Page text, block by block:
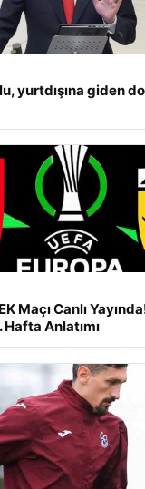
yurtdışına giden
Maçı Canlı
Anlatımı